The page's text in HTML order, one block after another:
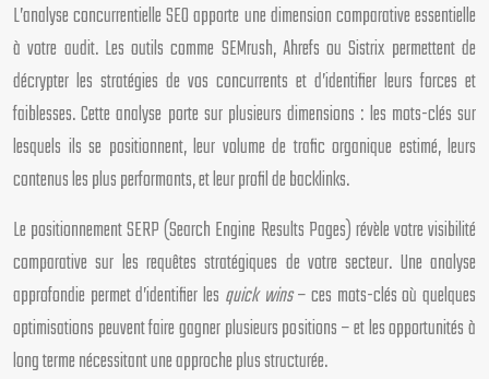
L’analyse concurrentielle SEO apporte une dimension comparative essentielle
à votre audit. Les outils comme SEMrush, Ahrefs ou Sistrix permettent de
décrypter les stratégies de vos concurrents et d’identifier leurs forces et
faiblesses. Cette analyse porte sur plusieurs dimensions : les mots-clés sur
lesquels ils se positionnent, leur volume de trafic organique estimé, leurs
contenus les plus performants, et leur profil de backlinks.
Le positionnement SERP (Search Engine Results Pages) révèle votre visibilité
comparative sur les requêtes stratégiques de votre secteur. Une analyse
approfondie permet d’identifier les quick wins– ces mots-clés où quelques
optimisations peuvent faire gagner plusieurs positions – et les opportunités à
long terme nécessitant une approche plus structurée.